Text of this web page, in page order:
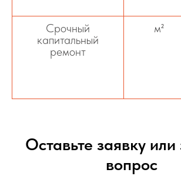
Срочный
капитальный
ремонт
м²
Оставьте заявку или
вопрос